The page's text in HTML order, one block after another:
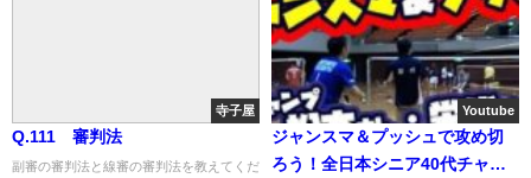
寺子屋
Q.111 審判法
副審の審判法と線審の審判法を教えてくだ
Youtube
ジャンスマ＆プッシュで攻め切
ろう！全日本シニア40代チャン